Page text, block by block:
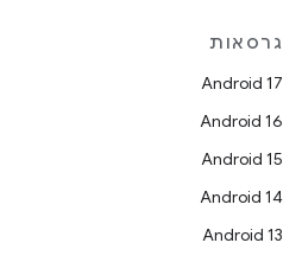
גרסאות
Android 17
Android 16
Android 15
Android 14
Android 13